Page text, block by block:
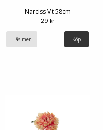
Narciss Vit 58cm
29 kr
Läs mer